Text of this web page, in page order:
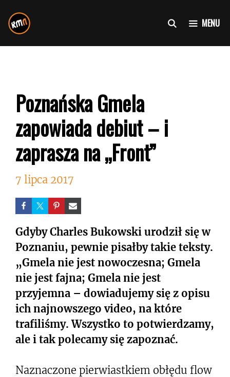
do
treści
MENU
Poznańska Gmela
zapowiada debiut – i
zaprasza na „Front”
7 lipca 2017
Gdyby Charles Bukowski urodził się w
Poznaniu, pewnie pisałby takie teksty.
„Gmela nie jest nowoczesna; Gmela
nie jest fajna; Gmela nie jest
przyjemna – dowiadujemy się z opisu
ich najnowszego video, na które
trafiliśmy. Wszystko to potwierdzamy,
ale i tak polecamy się zapoznać.
Naznaczone pierwiastkiem obłędu flow